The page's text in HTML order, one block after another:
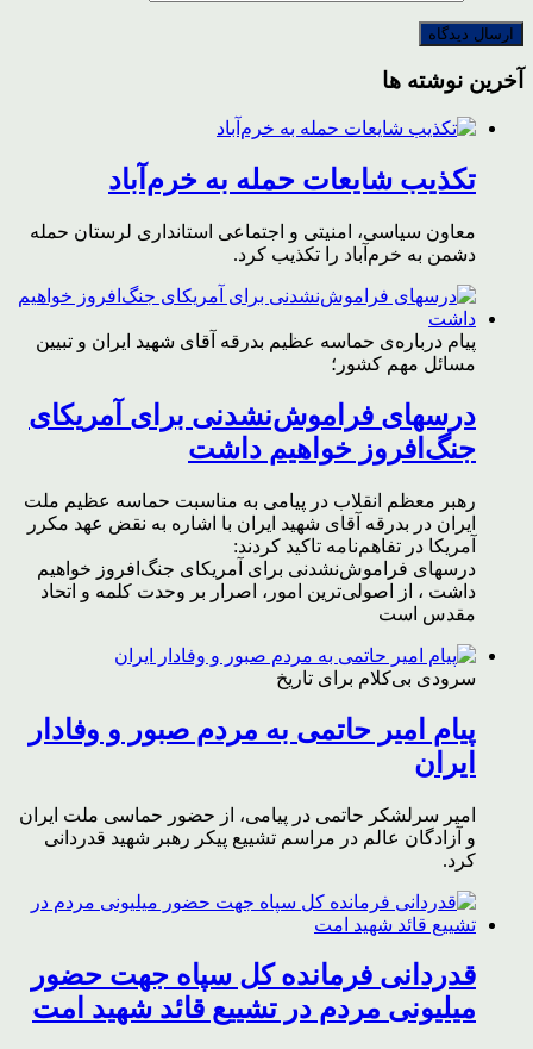
آخرین نوشته ها
تکذیب شایعات حمله به خرم‌آباد
معاون سیاسی، امنیتی و اجتماعی استانداری لرستان حمله
دشمن به خرم‌آباد را تکذیب کرد.
پیام درباره‌ی حماسه عظیم بدرقه آقای شهید ایران و تبیین
مسائل مهم کشور؛
درسهای فراموش‌نشدنی برای آمریکای
جنگ‌افروز خواهیم داشت
رهبر معظم انقلاب در پیامی به مناسبت حماسه عظیم ملت
ایران در بدرقه آقای شهید ایران با اشاره به نقض عهد مکرر
آمریکا در تفاهم‌نامه تاکید کردند:
درسهای فراموش‌نشدنی برای آمریکای جنگ‌افروز خواهیم
داشت ، از اصولی‌ترین امور، اصرار بر وحدت کلمه و اتحاد
مقدس است
سرودی بی‌کلام برای تاریخ
پیام امیر حاتمی به مردم صبور و وفادار
ایران
امیر سرلشکر حاتمی در پیامی، از حضور حماسی ملت ایران
و آزادگان عالم در مراسم تشییع پیکر رهبر شهید قدردانی
کرد.
قدردانی فرمانده کل سپاه جهت حضور
میلیونی مردم در تشییع قائد شهید امت